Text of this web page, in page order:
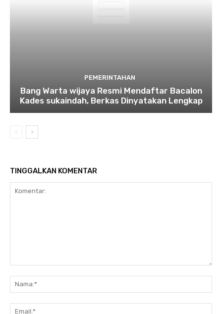
PEMERINTAHAN
Bang Warta wijaya Resmi Mendaftar Bacalon
Kades sukaindah, Berkas Dinyatakan Lengkap
TINGGALKAN KOMENTAR